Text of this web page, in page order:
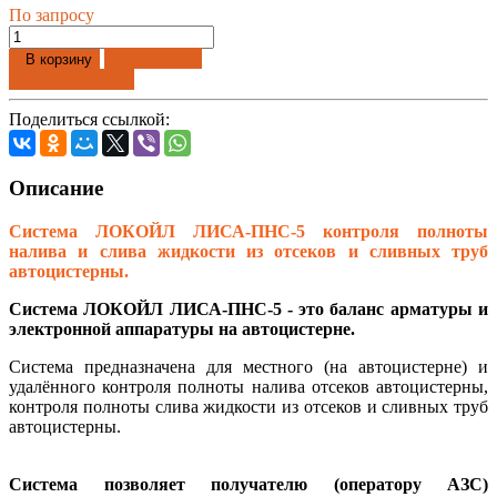
По запросу
В корзину
Поделиться ссылкой:
Описание
Система ЛОКОЙЛ ЛИСА-ПНС-5 контроля полноты
налива и слива жидкости из отсеков и сливных труб
автоцистерны.
Система ЛОКОЙЛ ЛИСА-ПНС-5 - это баланс арматуры и
электронной аппаратуры на автоцистерне.
Система предназначена для местного (на автоцистерне) и
удалённого контроля полноты налива отсеков автоцистерны,
контроля полноты слива жидкости из отсеков и сливных труб
автоцистерны.
Система позволяет получателю (оператору АЗС)